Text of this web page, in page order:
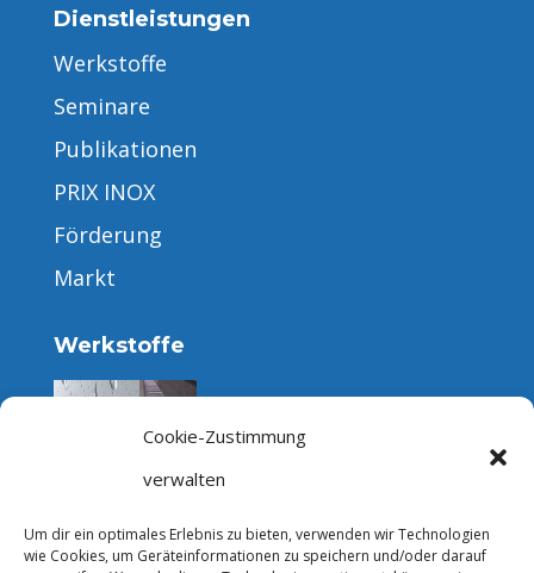
Cookie-Zustimmung
verwalten
Um dir ein optimales Erlebnis zu bieten, verwenden wir Technologien
wie Cookies, um Geräteinformationen zu speichern und/oder darauf
Dienstleistungen
Werkstoffe
Seminare
Publikationen
PRIX INOX
Förderung
Markt
Werkstoffe
Rostfreier Edelstahl